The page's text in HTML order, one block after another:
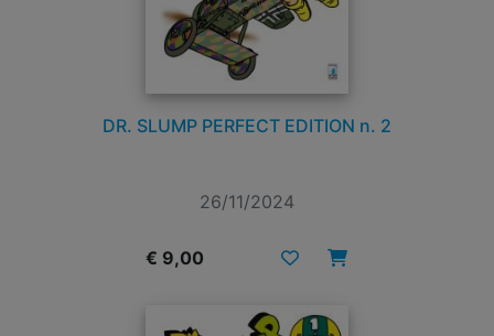
DR. SLUMP PERFECT EDITION n. 2
26/11/2024
€ 9,00